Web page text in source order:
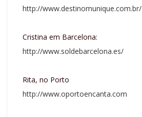
http://www.destinomunique.com.br/
Cristina em Barcelona:
http://www.soldebarcelona.es/
Rita, no Porto
http://www.oportoencanta.com